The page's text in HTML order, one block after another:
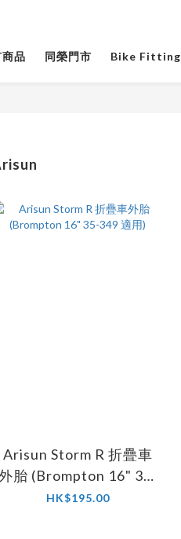
品 同榮門市 Bike Fitting
Arisun Storm R 折疊車
胎 (Brompton 16" 35-
349 適用)
HK$195.00